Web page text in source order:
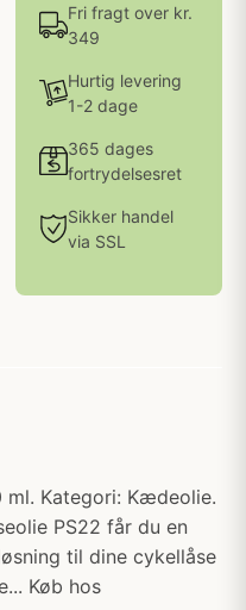
Fri fragt over kr.
349
Hurtig levering
1-2 dage
365 dages
fortrydelsesret
Sikker handel
via SSL
ml. Kategori: Kædeolie.
PS22 får du en
til dine cykellåse
Køb hos